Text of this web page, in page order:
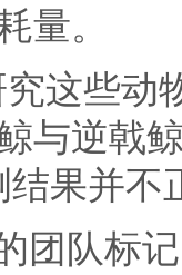
量。
究这些
与逆戟
果并不
团队标